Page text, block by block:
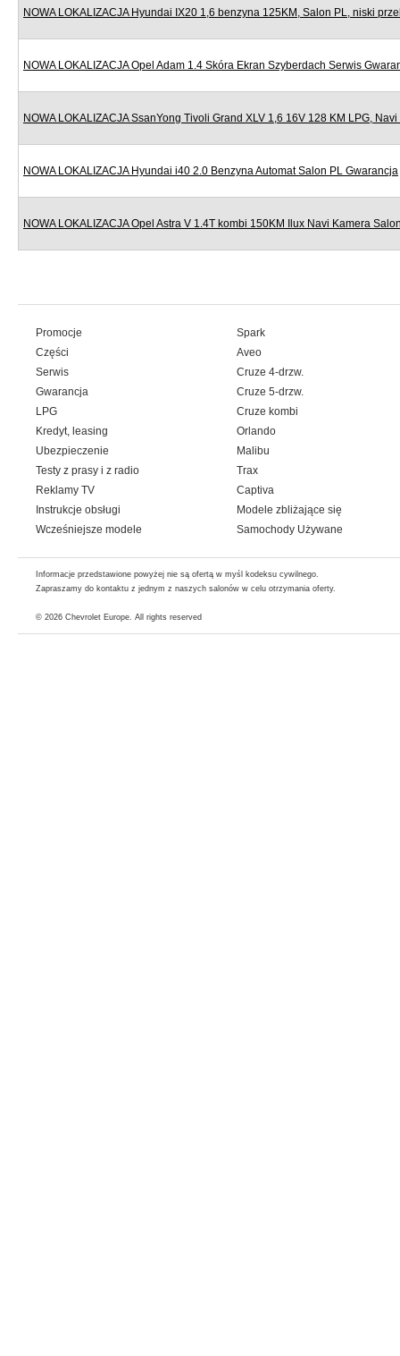
NOWA LOKALIZACJA Hyundai IX20 1,6 benzyna 125KM, Salon PL, niski
NOWA LOKALIZACJA Opel Adam 1.4 Skóra Ekran Szyberdach Serwis
NOWA LOKALIZACJA SsanYong Tivoli Grand XLV 1,6 16V 128 KM LPG,
NOWA LOKALIZACJA Hyundai i40 2.0 Benzyna Automat Salon PL Gwarancja
NOWA LOKALIZACJA Opel Astra V 1.4T kombi 150KM Ilux Navi Kamera
Promocje
Części
Serwis
Gwarancja
LPG
Kredyt, leasing
Ubezpieczenie
Testy z prasy i z radio
Reklamy TV
Instrukcje obsługi
Wcześniejsze modele
Spark
Aveo
Cruze 4-drzw.
Cruze 5-drzw.
Cruze kombi
Orlando
Malibu
Trax
Captiva
Modele zbliżające się
Samochody Używane
Informacje przedstawione powyżej nie są ofertą w myśl kodeksu cywilnego.
Zapraszamy do kontaktu z jednym z naszych salonów w celu otrzymania oferty.
© 2026 Chevrolet Europe. All rights reserved